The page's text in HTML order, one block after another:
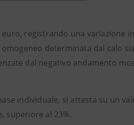
registrando una variazione in
determinata dal calo
dal negativo andamento
individuale, si attesta su un
superiore al 23%.